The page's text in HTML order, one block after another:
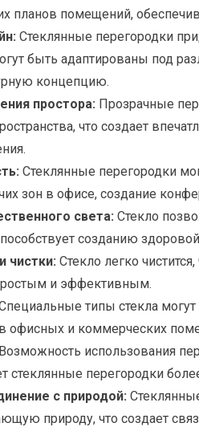
планов помещений,
Стеклянные перегородки
быть адаптированы под
концепцию.
простора: Прозрачные
что создает
Стеклянные перегородки
зон в офисе, создание
света: Стекло
созданию
чистки: Стекло легко
и эффективным.
типы стекла
офисных и коммерческих
Возможность использования
стеклянные перегородки
с природой:
природу, что создает